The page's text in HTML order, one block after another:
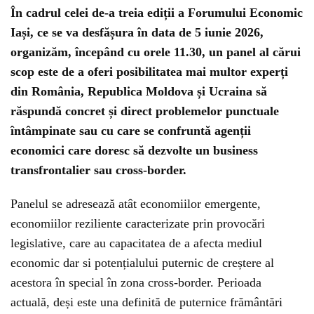
În cadrul celei de-a treia ediții a Forumului Economic
Iași, ce se va desfășura în data de 5 iunie 2026,
organizăm, începând cu orele 11.30, un panel al cărui
scop este de a oferi posibilitatea mai multor experți
din România, Republica Moldova și Ucraina să
răspundă concret și direct problemelor punctuale
întâmpinate sau cu care se confruntă agenții
economici care doresc să dezvolte un business
transfrontalier sau cross-border.
Panelul se adresează atât economiilor emergente,
economiilor reziliente caracterizate prin provocări
legislative, care au capacitatea de a afecta mediul
economic dar si potențialului puternic de creștere al
acestora în special în zona cross-border. Perioada
actuală, deși este una definită de puternice frământări